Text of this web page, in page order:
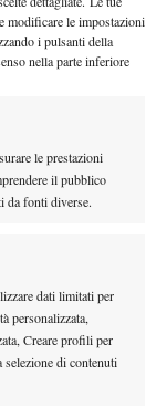
modificare le impostazioni
i pulsanti della
nella parte inferiore
le prestazioni
il pubblico
da fonti diverse.
dati limitati per
personalizzata,
Creare profili per
di contenuti